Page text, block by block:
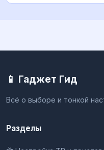
📱 Гаджет Гид
Всё о выборе и тонкой
Разделы